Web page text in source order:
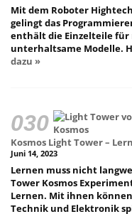
Mit dem Roboter
gelingt das
enthält die Einzelteile für
unterhaltsame Modelle.
dazu »
Kosmos Light Tower –
Juni 14, 2023
Lernen muss nicht
Tower Kosmos
Lernen. Mit ihnen
Technik und Elektronik